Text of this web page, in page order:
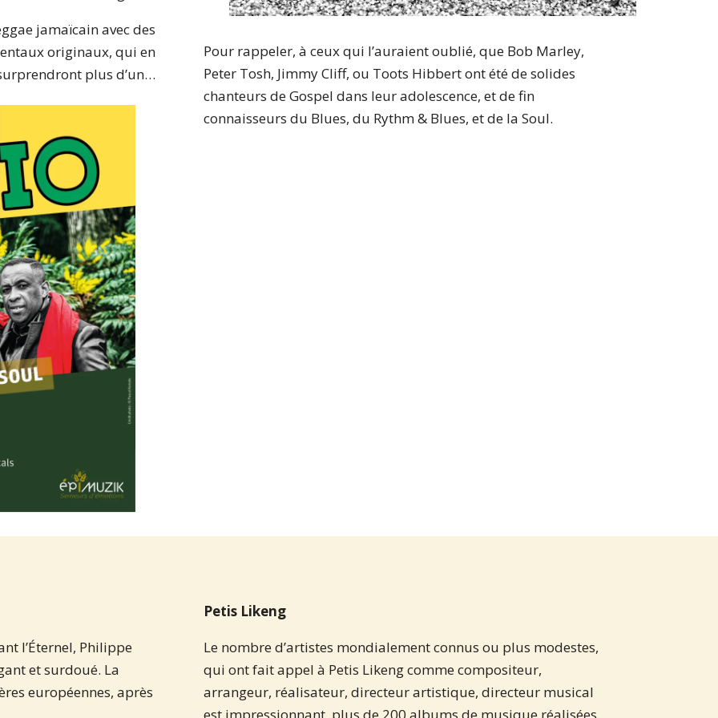
jamaïcain avec des
originaux, qui en
plus d’un…
Pour rappeler, à ceux qui l’auraient oublié, que Bob Marley,
Peter Tosh, Jimmy Cliff, ou Toots Hibbert ont été de solides
chanteurs de Gospel dans leur adolescence, et de fin
connaisseurs du Blues, du Rythm & Blues, et de la Soul.
l’Éternel, Philippe
et surdoué. La
européennes, après
Petis Likeng
Le nombre d’artistes mondialement connus ou plus modestes,
qui ont fait appel à Petis Likeng comme compositeur,
arrangeur, réalisateur, directeur artistique, directeur musical